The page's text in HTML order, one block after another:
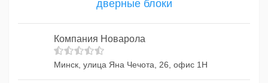
дверные блоки
Компания Новарола
Минск, улица Яна Чечота, 26, офис 1Н